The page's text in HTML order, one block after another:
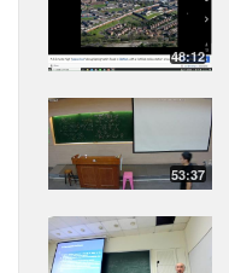
48:12
53:37